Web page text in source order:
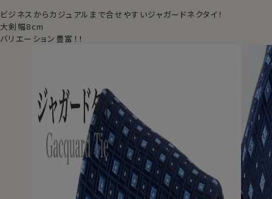
ビジネスからカジュアルまで合せやすいジャガードネクタイ！
大剣幅8cm
バリエーション豊富！！